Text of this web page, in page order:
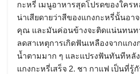
กะหรี่ เมนูอาหารสุดโปรดของใคร
น่าเสียดายว่าสีของแกงกะหรี่นั้นอา
คุณ และมันค่อนข้างจะติดแน่นทนทา
ลดสาเหตุการเกิดฟันเหลืองจากแก
น้ำตามมาก ๆ และแปรงฟันทันทีหลั
แกงกะหรี่เสร็จ 2. ชา กาแฟ เป็นที่รู้